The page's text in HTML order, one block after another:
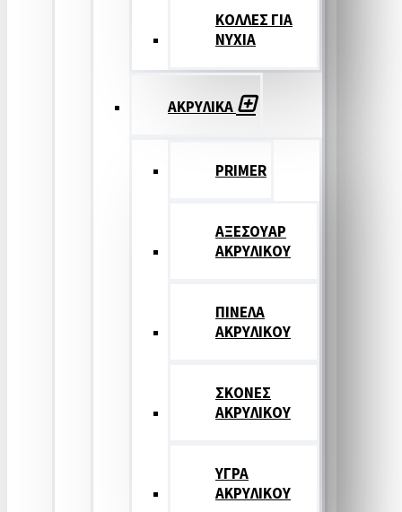
ΚΟΛΛΕΣ ΓΙΑ
ΝΥΧΙΑ
ΑΚΡΥΛΙΚΑ
PRIMER
ΑΞΕΣΟΥΑΡ
ΑΚΡΥΛΙΚΟΥ
ΠΙΝΕΛΑ
ΑΚΡΥΛΙΚΟΥ
ΣΚΟΝΕΣ
ΑΚΡΥΛΙΚΟΥ
ΥΓΡΑ
ΑΚΡΥΛΙΚΟΥ